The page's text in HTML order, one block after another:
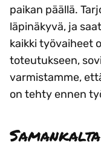
paikan päällä.
läpinäkyvä, ja
kaikki työvaiheet
toteutukseen,
varmistamme,
on tehty ennen